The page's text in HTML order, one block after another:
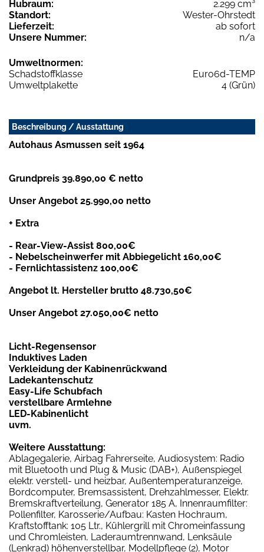
Hubraum:
2.299 cm³
Standort:
Wester-Ohrstedt
Lieferzeit:
ab sofort
Unsere Nummer:
n/a
Umweltnormen:
Schadstoffklasse
Euro6d-TEMP
Umweltplakette
4 (Grün)
Beschreibung / Ausstattung
Autohaus Asmussen seit 1964
Grundpreis 39.890,00 € netto
Unser Angebot 25.990,00 netto
+ Extra
- Rear-View-Assist 800,00€
- Nebelscheinwerfer mit Abbiegelicht 160,00€
- Fernlichtassistenz 100,00€
Angebot lt. Hersteller brutto 48.730,50€
Unser Angebot 27.050,00€ netto
Licht-Regensensor
Induktives Laden
Verkleidung der Kabinenrückwand
Ladekantenschutz
Easy-Life Schubfach
verstellbare Armlehne
LED-Kabinenlicht
uvm.
Weitere Ausstattung:
Ablagegalerie, Airbag Fahrerseite, Audiosystem: Radio
mit Bluetooth und Plug & Music (DAB+), Außenspiegel
elektr. verstell- und heizbar, Außentemperaturanzeige,
Bordcomputer, Bremsassistent, Drehzahlmesser, Elektr.
Bremskraftverteilung, Generator 185 A, Innenraumfilter:
Pollenfilter, Karosserie/Aufbau: Kasten Hochraum,
Kraftstofftank: 105 Ltr., Kühlergrill mit Chromeinfassung
und Chromleisten, Laderaumtrennwand, Lenksäule
(Lenkrad) höhenverstellbar, Modellpflege (2), Motor